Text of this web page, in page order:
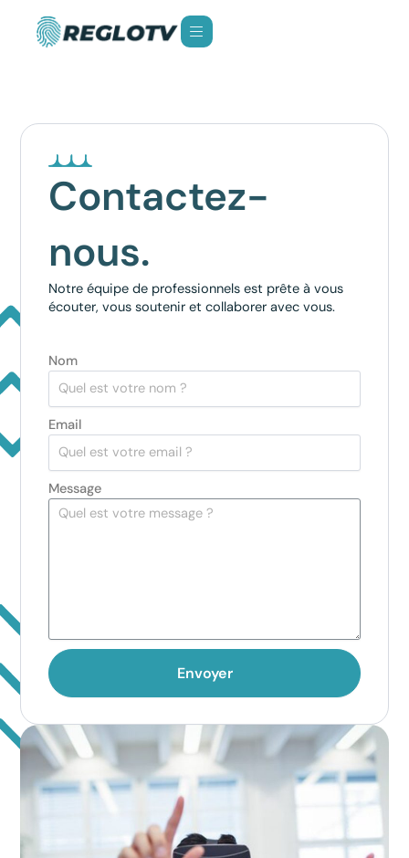
Contactez-
nous.
Notre équipe de professionnels est prête à vous
écouter, vous soutenir et collaborer avec vous.
Nom
Email
Message
Envoyer